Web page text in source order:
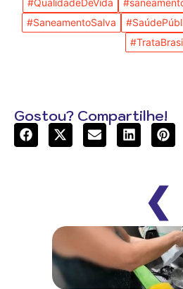
#QualidadeDeVida
#SaneamentoSalva
Gostou? Compartilhe!
❮